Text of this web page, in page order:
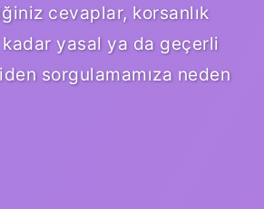
cevaplar, korsanlık
yasal ya da geçerli
sorgulamamıza neden